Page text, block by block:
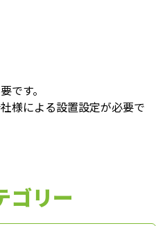
です。
様による設置設定が必要で
ゴリー